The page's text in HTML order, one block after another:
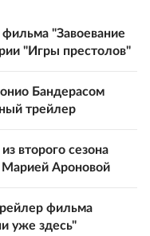
фильма "Завоевание
"Игры престолов"
Бандерасом
трейлер
второго сезона
Ароновой
фильма
уже здесь"